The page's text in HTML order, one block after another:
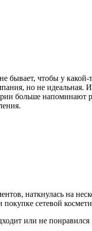
бывает, чтобы у
но не идеальная.
больше
наткнулась на
покупке сетевой
или не